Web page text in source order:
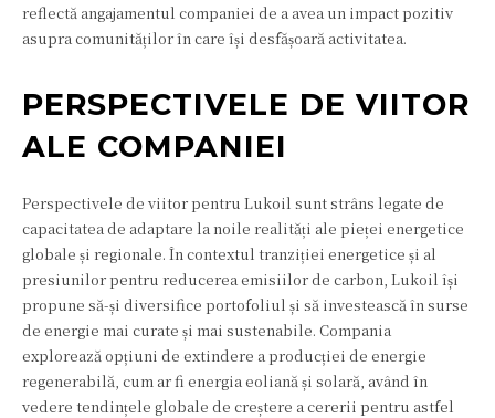
reflectă angajamentul companiei de a avea un impact pozitiv
asupra comunităților în care își desfășoară activitatea.
PERSPECTIVELE DE VIITOR
ALE COMPANIEI
Perspectivele de viitor pentru Lukoil sunt strâns legate de
capacitatea de adaptare la noile realități ale pieței energetice
globale și regionale. În contextul tranziției energetice și al
presiunilor pentru reducerea emisiilor de carbon, Lukoil își
propune să-și diversifice portofoliul și să investească în surse
de energie mai curate și mai sustenabile. Compania
explorează opțiuni de extindere a producției de energie
regenerabilă, cum ar fi energia eoliană și solară, având în
vedere tendințele globale de creștere a cererii pentru astfel